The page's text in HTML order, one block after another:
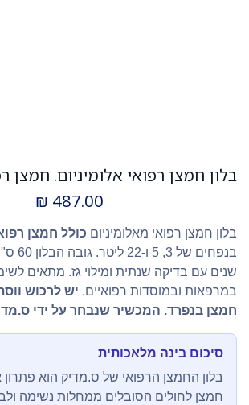
487.00
₪
בלון חמצן רפואי מאלומיניום כולל חמצן
שנים עם בדיקה שנתית ומילוי גז. מתאים
במרפאות ובמוסדות רפואיים. יש לרכוש
חמצן בנפרד. המכשיר שנבחר על ידי
סיכום בינה מלאכותית
בלון החמצן הרפואי של ס.מדיק הוא
חמצן לחולים הסובלים ממחלות נשימה ולב.